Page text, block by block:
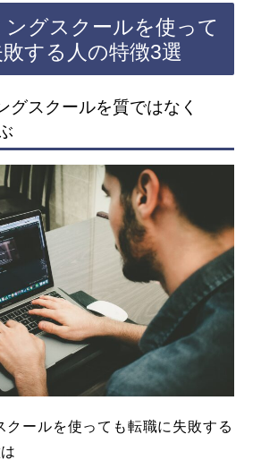
グスクールを使って
する人の特徴3選
グスクールを質ではなく
クールを使っても転職に失敗する